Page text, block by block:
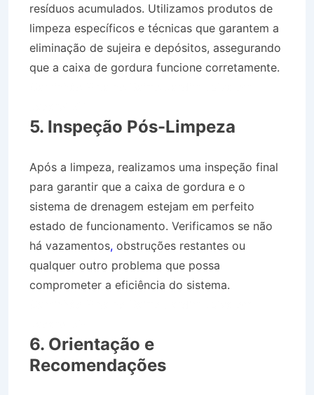
resíduos acumulados. Utilizamos produtos de
limpeza específicos e técnicas que garantem a
eliminação de sujeira e depósitos, assegurando
que a caixa de gordura funcione corretamente.
5. Inspeção Pós-Limpeza
Após a limpeza, realizamos uma inspeção final
para garantir que a caixa de gordura e o
sistema de drenagem estejam em perfeito
estado de funcionamento. Verificamos se não
há vazamentos, obstruções restantes ou
qualquer outro problema que possa
comprometer a eficiência do sistema.
6. Orientação e
Recomendações